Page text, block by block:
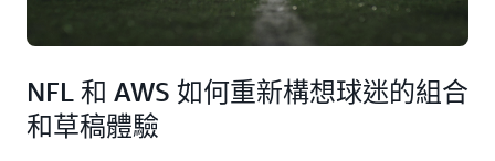
NFL 和 AWS 如何重新構想球迷的組合
和草稿體驗